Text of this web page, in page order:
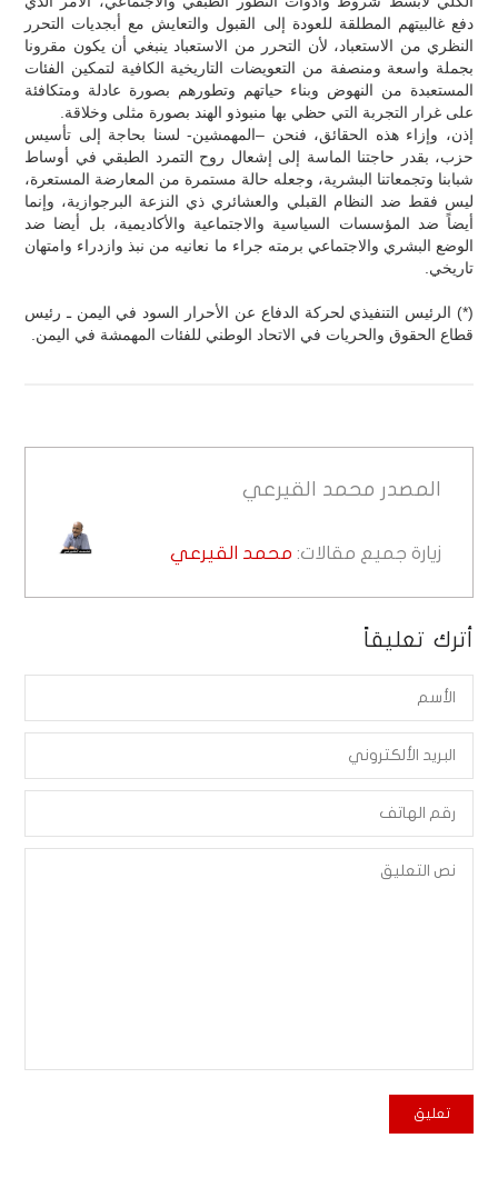
دفع غالبيتهم المطلقة للعودة إلى القبول والتعايش مع أبجديات التحرر
النظري من الاستعباد، لأن التحرر من الاستعباد ينبغي أن يكون مقرونا
بجملة واسعة ومنصفة من التعويضات التاريخية الكافية لتمكين الفئات
المستعبدة من النهوض وبناء حياتهم وتطورهم بصورة عادلة ومتكافئة
على غرار التجربة التي حظي بها منبوذو الهند بصورة مثلى وخلاقة.
إذن، وإزاء هذه الحقائق، فنحن –المهمشين- لسنا بحاجة إلى تأسيس
حزب، بقدر حاجتنا الماسة إلى إشعال روح التمرد الطبقي في أوساط
شبابنا وتجمعاتنا البشرية، وجعله حالة مستمرة من المعارضة المستعرة،
ليس فقط ضد النظام القبلي والعشائري ذي النزعة البرجوازية، وإنما
أيضاً ضد المؤسسات السياسية والاجتماعية والأكاديمية، بل أيضا ضد
الوضع البشري والاجتماعي برمته جراء ما نعانيه من نبذ وازدراء وامتهان
تاريخي.
(*) الرئيس التنفيذي لحركة الدفاع عن الأحرار السود في اليمن ـ رئيس
قطاع الحقوق والحريات في الاتحاد الوطني للفئات المهمشة في اليمن.
المصدر محمد القيرعي
زيارة جميع مقالات: محمد القيرعي
أترك تعليقاً